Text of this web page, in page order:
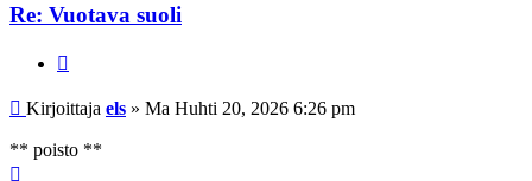
Re: Vuotava suoli
Viesti
Kirjoittaja els » Ma Huhti 20, 2026 6:26 pm
** poisto **